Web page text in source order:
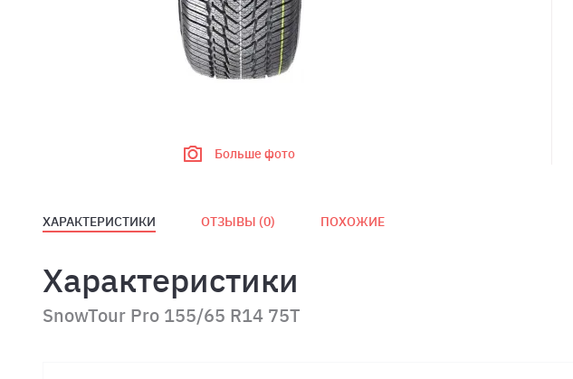
Больше фото
ХАРАКТЕРИСТИКИ ОТЗЫВЫ (0) ПОХОЖИЕ
Характеристики
SnowTour Pro 155/65 R14 75T